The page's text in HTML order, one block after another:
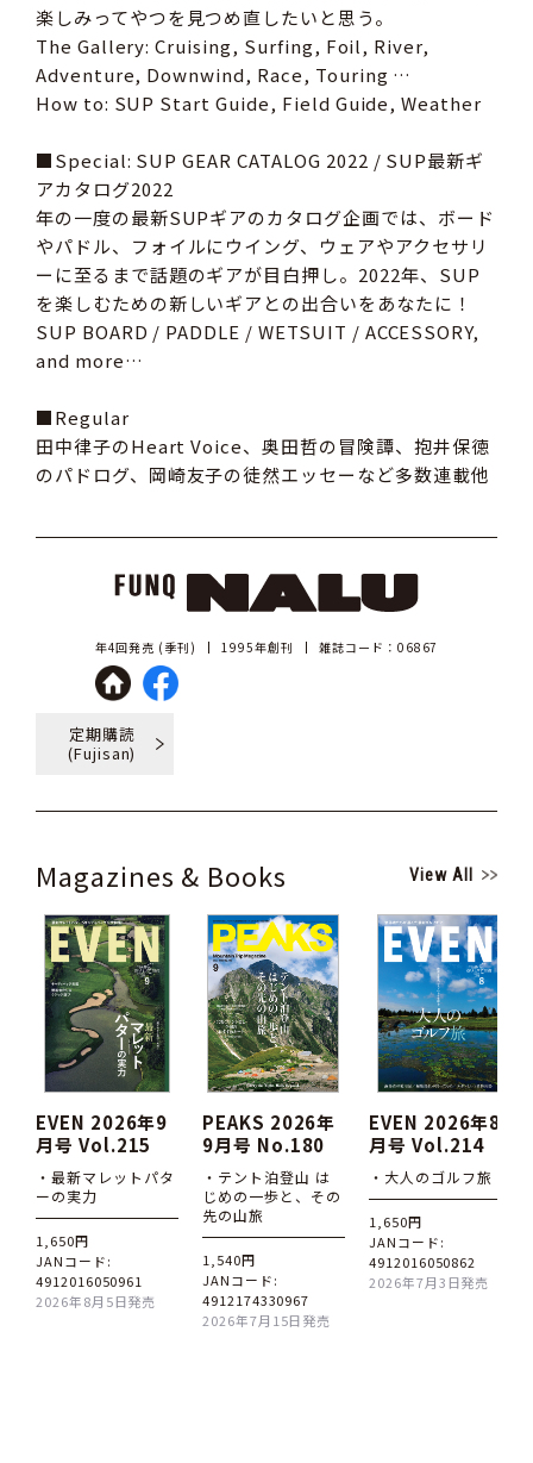
楽しみってやつを見つめ直したいと思う。
The Gallery: Cruising, Surfing, Foil, River,
Adventure, Downwind, Race, Touring …
How to: SUP Start Guide, Field Guide, Weather
■Special: SUP GEAR CATALOG 2022 / SUP最新ギ
アカタログ2022
年の一度の最新SUPギアのカタログ企画では、ボード
やパドル、フォイルにウイング、ウェアやアクセサリ
ーに至るまで話題のギアが目白押し。2022年、SUP
を楽しむための新しいギアとの出合いをあなたに！
SUP BOARD / PADDLE / WETSUIT / ACCESSORY,
and more…
■Regular
田中律子のHeart Voice、奥田哲の冒険譚、抱井保徳
のパドログ、岡崎友子の徒然エッセーなど多数連載他
年4回発売 (季刊) 1995年創刊 雑誌コード：06867
定期購読
(Fujisan)
Magazines & Books View All
EVEN 2026年9
月号 Vol.215
・最新マレットパタ
ーの実力
1,650円
JANコード:
4912016050961
2026年8月5日発売
PEAKS 2026年
9月号 No.180
・テント泊登山 は
じめの一歩と、その
先の山旅
1,540円
JANコード:
4912174330967
2026年7月15日発売
EVEN 2026年8
月号 Vol.214
・大人のゴルフ旅
1,650円
JANコード:
4912016050862
2026年7月3日発売